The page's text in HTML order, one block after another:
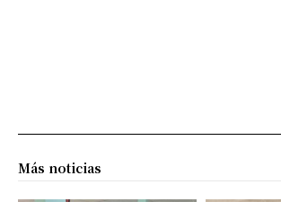
Más noticias